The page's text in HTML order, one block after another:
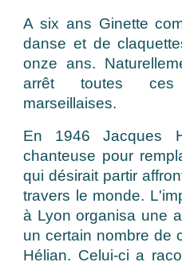
A six ans Ginette
danse et de
onze ans.
arrêt toutes ces
marseillaises.
En 1946 Jacques
chanteuse pour
qui désirait partir
travers le monde.
à Lyon organisa une
un certain nombre de
Hélian. Celui-ci a